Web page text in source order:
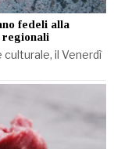
fedeli alla
regionali
il Venerdì